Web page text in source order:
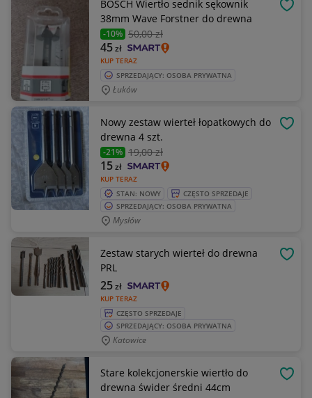
BOSCH Wiertło sednik sękownik
38mm Wave Forstner do drewna
-10% 50,00 zł
KUP TERAZ
45zł
SPRZEDAJĄCY: OSOBA PRYWATNA
Łuków
Nowy zestaw wierteł łopatkowych do
drewna 4 szt.
-21% 19,00 zł
KUP TERAZ
15zł
STAN: NOWY
CZĘSTO SPRZEDAJE
SPRZEDAJĄCY: OSOBA PRYWATNA
Mysłów
Zestaw starych wierteł do drewna
PRL
KUP TERAZ
25zł
CZĘSTO SPRZEDAJE
SPRZEDAJĄCY: OSOBA PRYWATNA
Katowice
Stare kolekcjonerskie wiertło do
drewna świder średni 44cm